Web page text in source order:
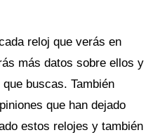
reloj que verás en
más datos sobre ellos y
buscas. También
que han dejado
estos relojes y también